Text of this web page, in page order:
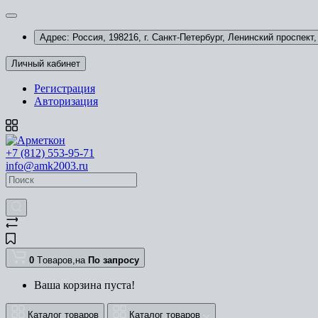
Адрес: Россия, 198216, г. Санкт-Петербург, Ленинский
Личный кабинет
Регистрация
Авторизация
+7 (812) 553-95-71
info@amk2003.ru
0 Tоваров,на По запросу
Ваша корзина пуста!
Каталог товаров Каталог товаров